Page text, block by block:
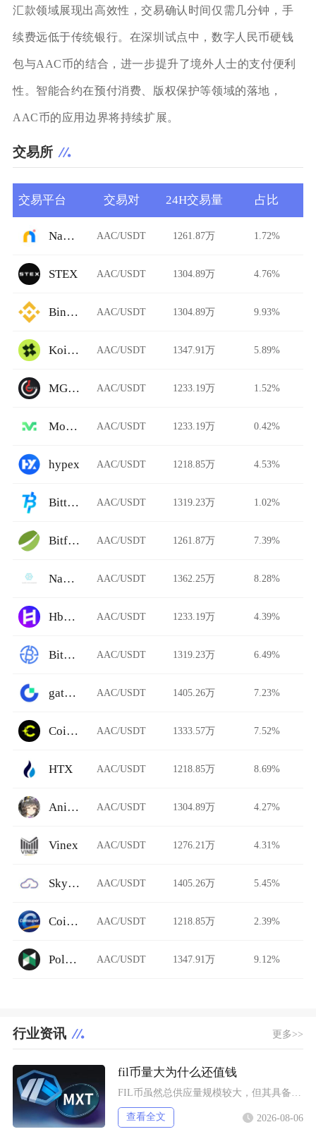
汇款领域展现出高效性，交易确认时间仅需几分钟，手
续费远低于传统银行。在深圳试点中，数字人民币硬钱
包与AAC币的结合，进一步提升了境外人士的支付便利
性。智能合约在预付消费、版权保护等领域的落地，
AAC币的应用边界将持续扩展。
交易所
交易平台 交易对 24H交易量 占比
Namebase AAC/USDT 1261.87万 1.72%
STEX AAC/USDT 1304.89万 4.76%
Binance AAC/USDT 1304.89万 9.93%
Koi Finance AAC/USDT 1347.91万 5.89%
MGCEX.NZ AAC/USDT 1233.19万 1.52%
Morgan AAC/USDT 1233.19万 0.42%
hypex AAC/USDT 1218.85万 4.53%
Bittime AAC/USDT 1319.23万 1.02%
Bitfinex AAC/USDT 1261.87万 7.39%
Nami Exchange AAC/USDT 1362.25万 8.28%
HbarSuite DEX AAC/USDT 1233.19万 4.39%
BitAsiaEx AAC/USDT 1319.23万 6.49%
gate.io AAC/USDT 1405.26万 7.23%
Coinflare AAC/USDT 1333.57万 7.52%
HTX AAC/USDT 1218.85万 8.69%
Animeswap AAC/USDT 1304.89万 4.27%
Vinex AAC/USDT 1276.21万 4.31%
Skydrome AAC/USDT 1405.26万 5.45%
Coinsuper AAC/USDT 1218.85万 2.39%
Poloniex Futures AAC/USDT 1347.91万 9.12%
行业资讯 更多>>
fil币量大为什么还值钱
FIL币虽然总供应量规模较大，但其具备多层级的锁仓约束、动态通缩机制、真实落地的去中心化存
查看全文 2026-08-06